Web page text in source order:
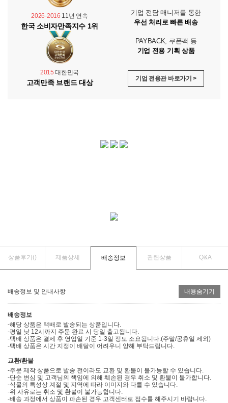
2026-2016 11년 연속
한국 소비자만족지수 1위
2015 대한민국
고객만족 브랜드 대상
기업 전담 매니저를 통한
우선 처리로 빠른 배송
PAYBACK, 쿠폰팩 등
기업 전용 기획 상품
기업 전용관 바로가기 >
상품후기() 제품상세 배송정보 관련상품 Q&A
배송정보 및 안내사항 내용숨기기
배송정보
-해당 상품은 택배로 발송되는 상품입니다.
-평일 낮 12시까지 주문 완료 시 당일 출고됩니다.
-택배 상품은 결제 후 영업일 기준 1-3일 정도 소요됩니다.(주말/공휴일 제외)
-택배 상품은 시간 지정이 배달이 어려우니 양해 부탁드립니다.
교환/환불
-주문 제작 상품으로 발송 전이라도 교환 및 환불이 불가능할 수 있습니다.
-단순 변심 및 고객님의 책임에 의해 훼손된 경우 취소 및 환불이 불가합니다.
-식물의 특성상 계절 및 지역에 따라 이미지와 다를 수 있습니다.
-위 사유로는 취소 및 환불이 불가능합니다.
-배송 과정에서 상품이 파손된 경우 고객센터로 접수를 해주시기 바랍니다.